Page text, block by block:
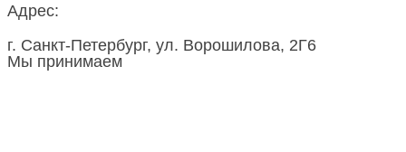
Адрес:
г. Санкт-Петербург, ул. Ворошилова, 2Г6
Мы принимаем